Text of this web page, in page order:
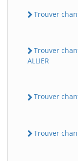
Trouver
Trouver
ALLIER
Trouver
Trouver